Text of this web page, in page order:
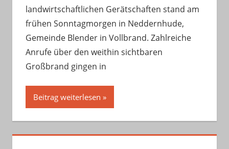
landwirtschaftlichen Gerätschaften stand am
frühen Sonntagmorgen in Neddernhude,
Gemeinde Blender in Vollbrand. Zahlreiche
Anrufe über den weithin sichtbaren
Großbrand gingen in
Beitrag weiterlesen